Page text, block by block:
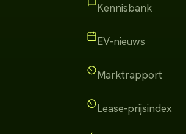
Kennisbank
EV-nieuws
Marktrapport
Lease-prijsindex